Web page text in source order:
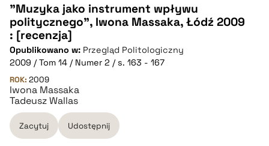
pobierz cytat
CZYSTY TEKST
pobierz cytat
BIBTEX
pobierz cytat
"Muzyka jako instrument wpływu
politycznego", Iwona Massaka, Łódź 2009
: [recenzja]
Opublikowano w: Przegląd Politologiczny
2009 / Tom 14 / Numer 2 / s. 163 - 167
ROK: 2009
Iwona Massaka
Tadeusz Wallas
Zacytuj Udostępnij